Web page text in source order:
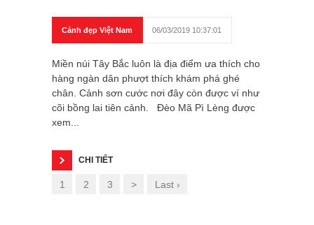
Cảnh đẹp Việt Nam 06/03/2019 10:37:01
Miền núi Tây Bắc luôn là địa điểm ưa thích cho
hàng ngàn dân phượt thích khám phá ghé
chân. Cảnh sơn cước nơi đây còn được ví như
cõi bồng lai tiên cảnh. Đèo Mã Pì Lèng được
xem...
CHI TIẾT
1 2 3 > Last ›